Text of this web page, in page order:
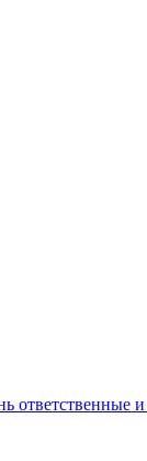
ответственные